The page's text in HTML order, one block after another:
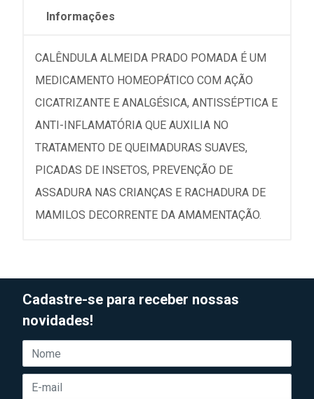
Informações
CALÊNDULA ALMEIDA PRADO POMADA É UM
MEDICAMENTO HOMEOPÁTICO COM AÇÃO
CICATRIZANTE E ANALGÉSICA, ANTISSÉPTICA E
ANTI-INFLAMATÓRIA QUE AUXILIA NO
TRATAMENTO DE QUEIMADURAS SUAVES,
PICADAS DE INSETOS, PREVENÇÃO DE
ASSADURA NAS CRIANÇAS E RACHADURA DE
MAMILOS DECORRENTE DA AMAMENTAÇÃO.
Cadastre-se para receber nossas
novidades!